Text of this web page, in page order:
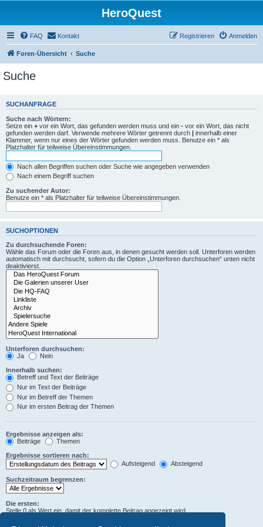
HeroQuest
FAQ Kontakt Anmelden
Registrieren
Foren-Übersicht Suche
Suche
SUCHANFRAGE
Suche nach Wörtern:
Setze ein + vor ein Wort, das gefunden werden muss und ein - vor ein Wort, das nicht
gefunden werden darf. Verwende mehrere Wörter getrennt durch | innerhalb einer
Klammer, wenn nur eines der Wörter gefunden werden muss. Benutze ein * als
Platzhalter für teilweise Übereinstimmungen.
Nach allen Begriffen suchen oder Suche wie angegeben verwenden
Nach einem Begriff suchen
Zu suchender Autor:
Benutze ein * als Platzhalter für teilweise Übereinstimmungen.
SUCHOPTIONEN
Zu durchsuchende Foren:
Wähle das Forum oder die Foren aus, in denen gesucht werden soll. Unterforen werden
automatisch mit durchsucht, sofern du die Option „Unterforen durchsuchen“ unten nicht
deaktivierst.
Unterforen durchsuchen:
Ja
Nein
Innerhalb suchen:
Betreff und Text der Beiträge
Nur im Text der Beiträge
Nur im Betreff der Themen
Nur im ersten Beitrag der Themen
Ergebnisse anzeigen als:
Beiträge
Themen
Ergebnisse sortieren nach:
Aufsteigend
Absteigend
Suchzeitraum begrenzen:
Die ersten:
Stelle 0 als Wert ein, damit der komplette Beitrag angezeigt wird.